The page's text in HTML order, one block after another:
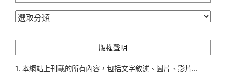
分
版權聲明
1. 本網站上刊載的所有內容，包括文字敘述、圖片、影片...